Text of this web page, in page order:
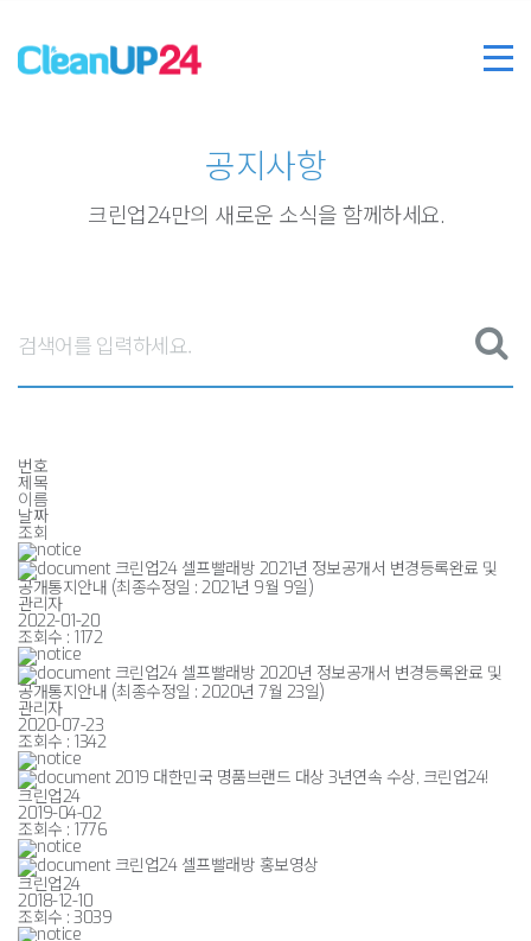
공지사항
크린업24만의 새로운 소식을 함께하세요.
번호
제목
이름
날짜
조회
크린업24 셀프빨래방 2021년 정보공개서 변경등록완료 및
공개통지안내 (최종수정일 : 2021년 9월 9일)
관리자
2022-01-20
조회수 : 1172
크린업24 셀프빨래방 2020년 정보공개서 변경등록완료 및
공개통지안내 (최종수정일 : 2020년 7월 23일)
관리자
2020-07-23
조회수 : 1342
2019 대한민국 명품브랜드 대상 3년연속 수상, 크린업24!
크린업24
2019-04-02
조회수 : 1776
크린업24 셀프빨래방 홍보영상
크린업24
2018-12-10
조회수 : 3039